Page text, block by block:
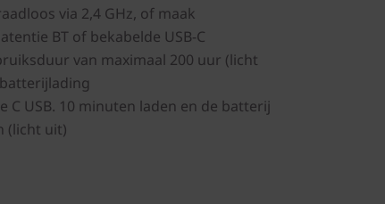
via 2,4 GHz, of maak
BT of bekabelde USB-C
van maximaal 200 uur (licht
C USB. 10 minuten laden en de batterij
(licht uit)